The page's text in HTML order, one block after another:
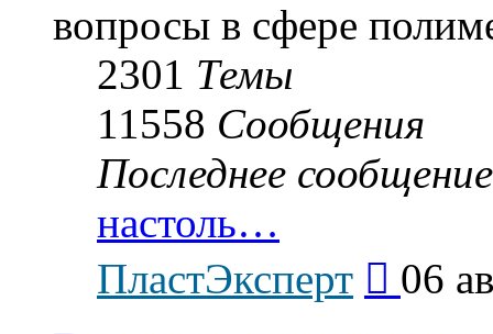
вопросы в сфере
2301 Темы
11558 Сообщения
Последнее сообщение
настоль…
ПластЭксперт
последнему
06